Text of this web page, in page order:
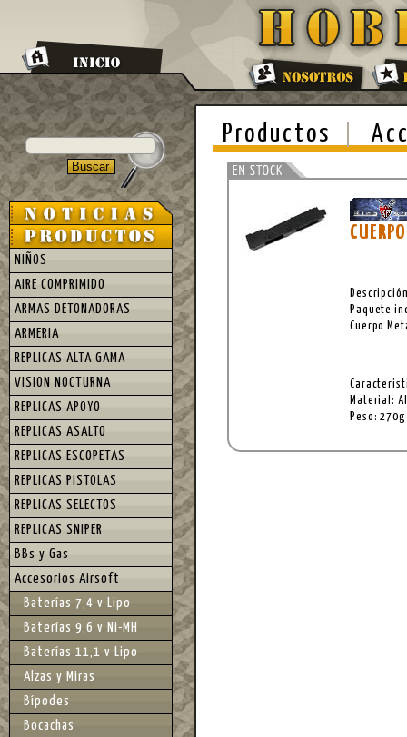
Productos
Paquete
Cuerpo
Material:
Peso: 270g
NIÑOS
AIRE COMPRIMIDO
ARMAS DETONADORAS
ARMERIA
REPLICAS ALTA GAMA
VISION NOCTURNA
REPLICAS APOYO
REPLICAS ASALTO
REPLICAS ESCOPETAS
REPLICAS PISTOLAS
REPLICAS SELECTOS
REPLICAS SNIPER
BBs y Gas
Accesorios Airsoft
Baterías 7,4 v Lipo
Baterías 9,6 v Ni-MH
Baterías 11,1 v Lipo
Alzas y Miras
Bípodes
Bocachas